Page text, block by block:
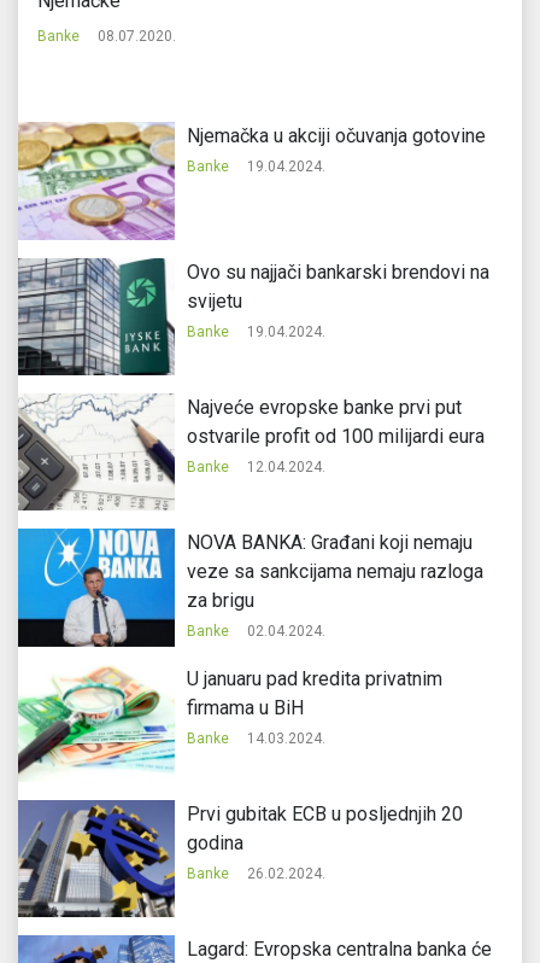
Banke 08.07.2020.
Njemačka u akciji očuvanja gotovine
Banke 19.04.2024.
Ovo su najjači bankarski brendovi na
svijetu
Banke 19.04.2024.
Najveće evropske banke prvi put
ostvarile profit od 100 milijardi eura
Banke 12.04.2024.
NOVA BANKA: Građani koji nemaju
veze sa sankcijama nemaju razloga
za brigu
Banke 02.04.2024.
U januaru pad kredita privatnim
firmama u BiH
Banke 14.03.2024.
Prvi gubitak ECB u posljednjih 20
godina
Banke 26.02.2024.
Lagard: Evropska centralna banka će